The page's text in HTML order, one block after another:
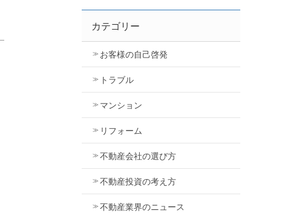
カテゴリー
お客様の自己啓発
トラブル
マンション
リフォーム
不動産会社の選び方
不動産投資の考え方
不動産業界のニュース